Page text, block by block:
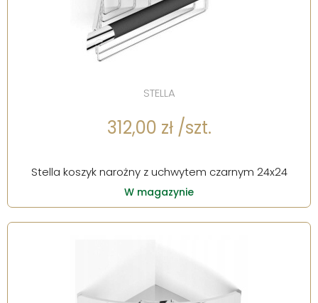
STELLA
312,00 zł /szt.
Stella koszyk narożny z uchwytem czarnym 24x24
W magazynie